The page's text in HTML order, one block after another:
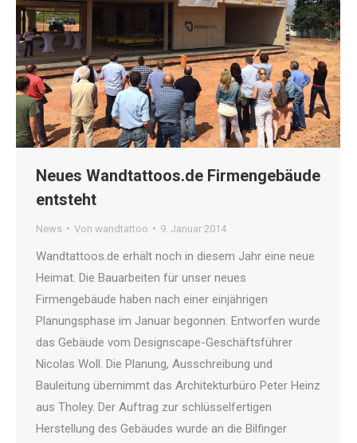
Neues Wandtattoos.de Firmengebäude
entsteht
News Von wandtattoo 9. Januar 2014
Wandtattoos.de erhält noch in diesem Jahr eine neue
Heimat. Die Bauarbeiten für unser neues
Firmengebäude haben nach einer einjährigen
Planungsphase im Januar begonnen. Entworfen wurde
das Gebäude vom Designscape-Geschäftsführer
Nicolas Woll. Die Planung, Ausschreibung und
Bauleitung übernimmt das Architekturbüro Peter Heinz
aus Tholey. Der Auftrag zur schlüsselfertigen
Herstellung des Gebäudes wurde an die Bilfinger